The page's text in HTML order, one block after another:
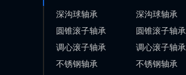
深沟球轴承
圆锥滚子轴承
调心滚子轴承
不锈钢轴承
深沟球轴承
圆锥滚子轴承
调心滚子轴承
不锈钢轴承